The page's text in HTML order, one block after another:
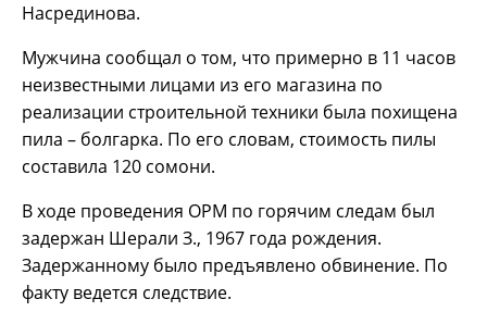
Насрединова.
Мужчина сообщал о том, что примерно в 11 часов
неизвестными лицами из его магазина по
реализации строительной техники была похищена
пила – болгарка. По его словам, стоимость пилы
составила 120 сомони.
В ходе проведения ОРМ по горячим следам был
задержан Шерали З., 1967 года рождения.
Задержанному было предъявлено обвинение. По
факту ведется следствие.